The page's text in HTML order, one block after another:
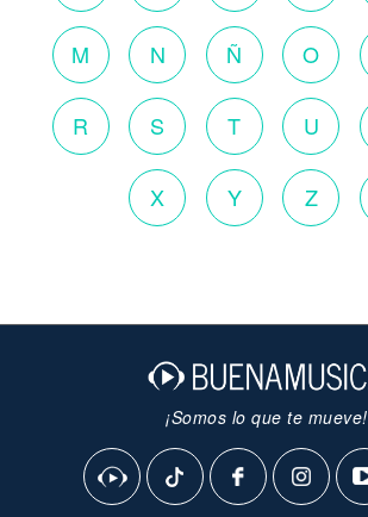
M N Ñ O
R S T U
X Y Z
¡Somos lo que te mueve!